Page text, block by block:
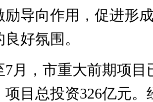
励导向作用，促进形
好氛围。
，市重大前期项目
项目总投资326亿元。